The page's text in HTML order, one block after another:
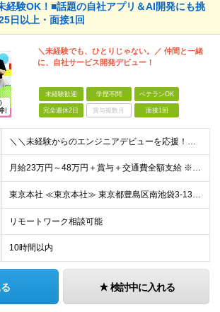
経験OK！■話題の自社アプリ＆AI開発にも挑
日以上・面接1回
＼未経験でも、ひとりじゃない。／ 仲間と一緒
に、自社サービス開発デビュー！
未経験歓迎 学歴不問 ベテランOK
完全週休2日 賞与複数月 面接1回
＼＼未経験からのエンジニアデビューを応援！／／ ★完全未経験OK ★学歴不問 ★第二新卒歓迎 実際に、元ミュージシャンや調理師など、 異業種から転職した先輩も活躍中♪ 10名ほどのチーム体制で、分
月給23万円～48万円＋賞与＋交通費全額支給 ※経験・能力・スキルを考慮して決定します。 ※地方から上京される方には、上京支援金の支給もあります。 ※上記月給には固定残業代（15時間～20時間分／2
東京本社 ≪東京本社≫ 東京都豊島区南池袋3-13-8 ホウエイビル9F ★経験者はフルリモート/リモート可 ★通院による早出や遅出にも柔軟に対応 ★池袋駅より徒歩5分の好アクセス ★未経験の方は
リモートワーク相談可能
10時間以内
検討中に入れる